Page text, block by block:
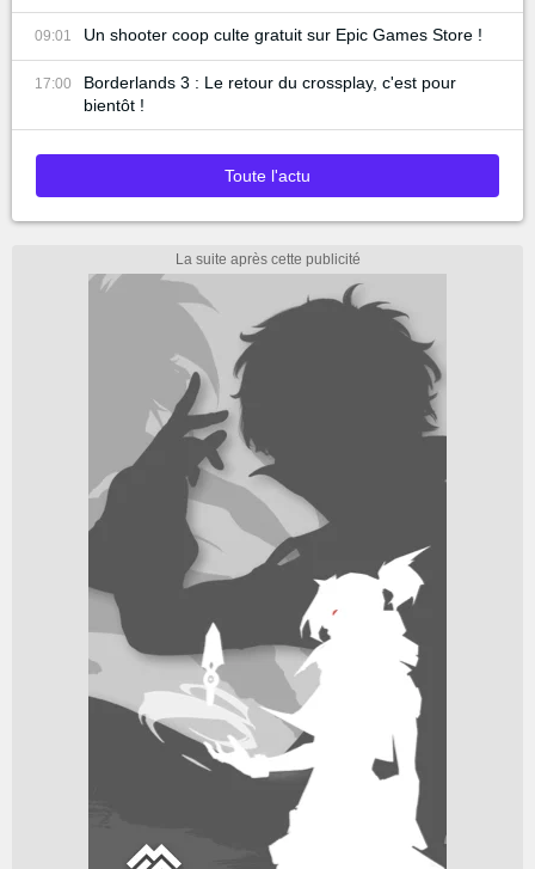
09:01 Un shooter coop culte gratuit sur Epic Games Store !
17:00
Borderlands 3 : Le retour du crossplay, c'est pour
bientôt !
Toute l'actu